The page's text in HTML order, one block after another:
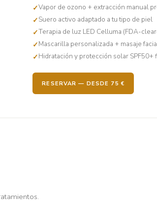
Vapor de ozono + extracción manual
Suero activo adaptado a tu tipo de piel
Terapia de luz LED Celluma (FDA-
Mascarilla personalizada + masaje
Hidratación y protección solar SPF50+
RESERVAR — DESDE 75 €